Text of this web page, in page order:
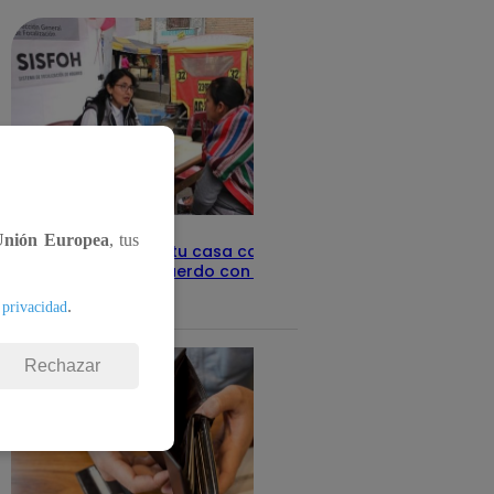
Revisa con tu DNI si tu casa califica
como pobre, de acuerdo con el Sisfoh
Te ayudo
Europea, tus
.
Rechazar